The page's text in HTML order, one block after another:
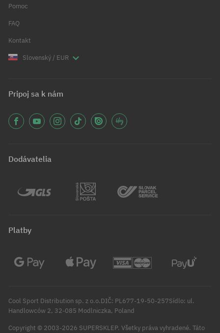
Pomoc
FAQ
Kontakt
Slovenský / EUR
Pripoj sa k nám
Dodávatelia
Platby
Cool Sport Distribution sp. z o.o.DIČ: PL677-19-50-257Sídlo: ul.
Handlowców 2, 32-085 Modlniczka, Poland
Copyright © 2003-2026 SUPERSKLEP. Všetky práva vyhradené. Táto